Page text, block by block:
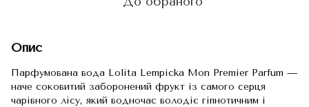
Опис
Парфумована вода Lolita Lempicka Mon Premier Parfum —
наче соковитий заборонений фрукт із самого серця
чарівного лісу, який водночас володіє гіпнотичним і